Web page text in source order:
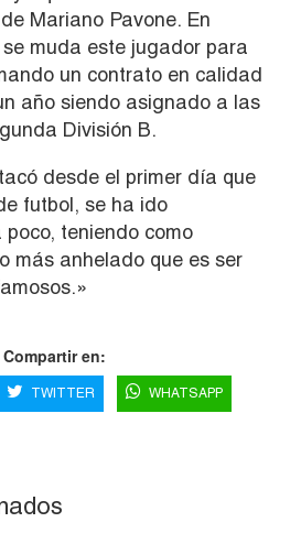
Mariano Pavone. En
muda este jugador para
un contrato en calidad
año siendo asignado a las
División B.
desde el primer día que
futbol, se ha ido
teniendo como
más anhelado que es ser
Compartir en:
TWITTER WHATSAPP